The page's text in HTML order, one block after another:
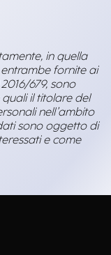
in quella
fornite ai
679, sono
il titolare del
nell’ambito
sono oggetto di
e come